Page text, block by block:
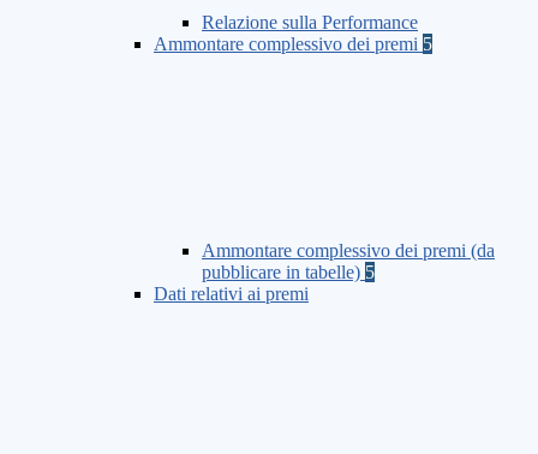
Relazione sulla Performance
Ammontare complessivo dei premi 5
Ammontare complessivo dei premi (da
pubblicare in tabelle) 5
Dati relativi ai premi